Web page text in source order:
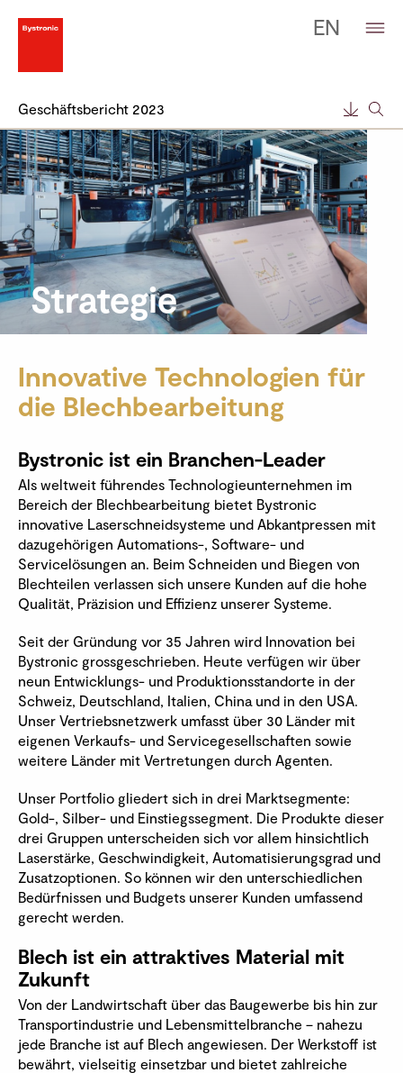
EN
Geschäfts­bericht 2023
Strategie
Innovative Technologien für
die Blechbearbeitung
Bystronic ist ein Branchen-Leader
Als weltweit führendes Technologieunternehmen im
Bereich der Blechbearbeitung bietet Bystronic
innovative Laserschneidsysteme und Abkantpressen mit
dazugehörigen Automations-, Software- und
Servicelösungen an. Beim Schneiden und Biegen von
Blechteilen verlassen sich unsere Kunden auf die hohe
Qualität, Präzision und Effizienz unserer Systeme.
Seit der Gründung vor 35 Jahren wird Innovation bei
Bystronic grossgeschrieben. Heute verfügen wir über
neun Entwicklungs- und Produktionsstandorte in der
Schweiz, Deutschland, Italien, China und in den USA.
Unser Vertriebsnetzwerk umfasst über 30 Länder mit
eigenen Verkaufs- und Servicegesellschaften sowie
weitere Länder mit Vertretungen durch Agenten.
Unser Portfolio gliedert sich in drei Marktsegmente:
Gold-, Silber- und Einstiegssegment. Die Produkte dieser
drei Gruppen unterscheiden sich vor allem hinsichtlich
Laserstärke, Geschwindigkeit, Automatisierungsgrad und
Zusatzoptionen. So können wir den unterschiedlichen
Bedürfnissen und Budgets unserer Kunden umfassend
gerecht werden.
Blech ist ein attraktives Material mit
Zukunft
Von der Landwirtschaft über das Baugewerbe bis hin zur
Transportindustrie und Lebensmittelbranche – nahezu
jede Branche ist auf Blech angewiesen. Der Werkstoff ist
bewährt, vielseitig einsetzbar und bietet zahlreiche